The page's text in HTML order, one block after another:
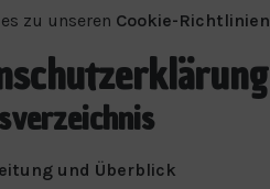
zu unseren Cookie-Richtlinien
und Überblick